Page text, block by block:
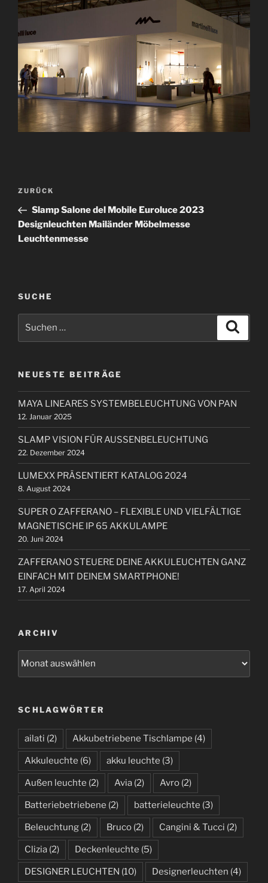
i
t
s
n
i
a
t
i
o
n
V
o
r
h
g
t
r
a
g
ZURÜCK
Slamp Salone del Mobile Euroluce 2023
Designleuchten Mailänder Möbelmesse
Leuchtenmesse
SUCHE
e
n
n
a
c
h
:
c
NEUESTE BEITRÄGE
MAYA LINEARES SYSTEMBELEUCHTUNG VON PAN
12. Januar 2025
SLAMP VISION FÜR AUSSENBELEUCHTUNG
22. Dezember 2024
LUMEXX PRÄSENTIERT KATALOG 2024
8. August 2024
SUPER O ZAFFERANO – FLEXIBLE UND VIELFÄLTIGE
MAGNETISCHE IP 65 AKKULAMPE
20. Juni 2024
ZAFFERANO STEUERE DEINE AKKULEUCHTEN GANZ
EINFACH MIT DEINEM SMARTPHONE!
17. April 2024
ARCHIV
i
v
SCHLAGWÖRTER
ailati (2) Akkubetriebene Tischlampe (4)
Akkuleuchte (6) akku leuchte (3)
Außen leuchte (2) Avia (2) Avro (2)
Batteriebetriebene (2) batterieleuchte (3)
Beleuchtung (2) Bruco (2) Cangini & Tucci (2)
Clizia (2) Deckenleuchte (5)
DESIGNER LEUCHTEN (10) Designerleuchten (4)